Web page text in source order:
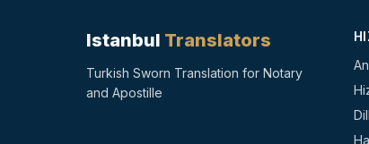
Istanbul Translators
Turkish Sworn Translation for Notary
and Apostille